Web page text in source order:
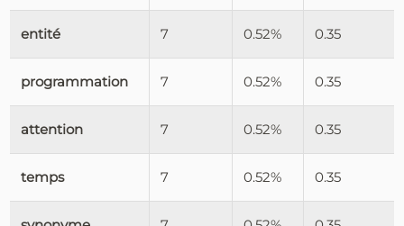
entité 7 0.52% 0.35
programmation 7 0.52% 0.35
attention 7 0.52% 0.35
temps 7 0.52% 0.35